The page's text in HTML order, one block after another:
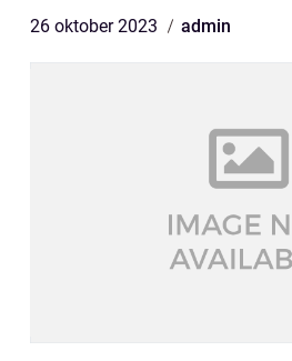
26 oktober 2023 admin